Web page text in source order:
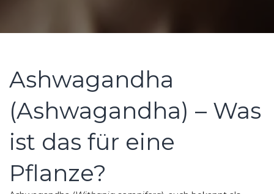
Ashwagandha
(Ashwagandha) – Was
ist das für eine
Pflanze?